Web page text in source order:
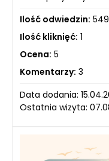
Ilość odwiedzin: 549
Ilość kliknięć: 1
Ocena: 5
Komentarzy: 3
Data dodania:
Ostatnia wizyta: